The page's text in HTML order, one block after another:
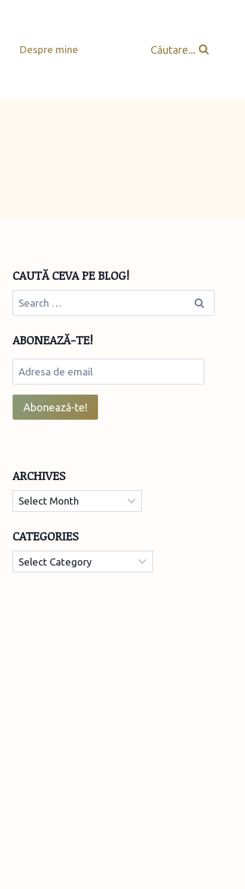
Despre mine Căutare...
CAUTĂ CEVA PE BLOG!
Search
for:
ABONEAZĂ-TE!
Adresa
de
email
Abonează-te!
ARCHIVES
Archives
CATEGORIES
Categories